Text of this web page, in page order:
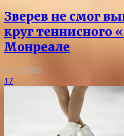
Зверев не смог
круг теннисного
Монреале
06.08.2026
17